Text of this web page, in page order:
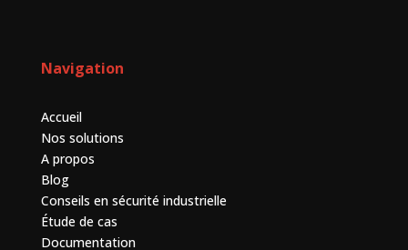
Navigation
Accueil
Nos solutions
A propos
Blog
Conseils en sécurité industrielle
Étude de cas
Documentation